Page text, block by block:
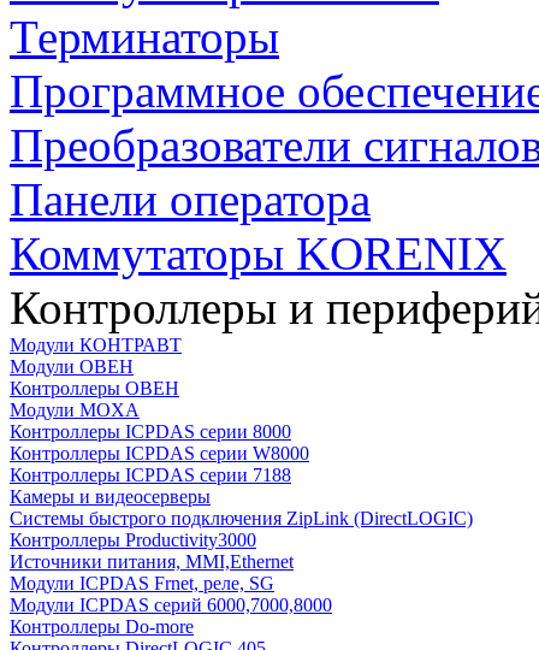
Терминаторы
Программное
Преобразователи
Панели оператора
Коммутаторы KORENIX
Контроллеры и
Модули КОНТРАВТ
Модули ОВЕН
Контроллеры ОВЕН
Модули MOXA
Контроллеры ICPDAS серии 8000
Контроллеры ICPDAS серии W8000
Контроллеры ICPDAS серии 7188
Камеры и видеосерверы
Системы быстрого подключения ZipLink (DirectLOGIC)
Контроллеры Productivity3000
Источники питания, MMI,Ethernet
Модули ICPDAS Frnet, реле, SG
Модули ICPDAS серий 6000,7000,8000
Контроллеры Do-more